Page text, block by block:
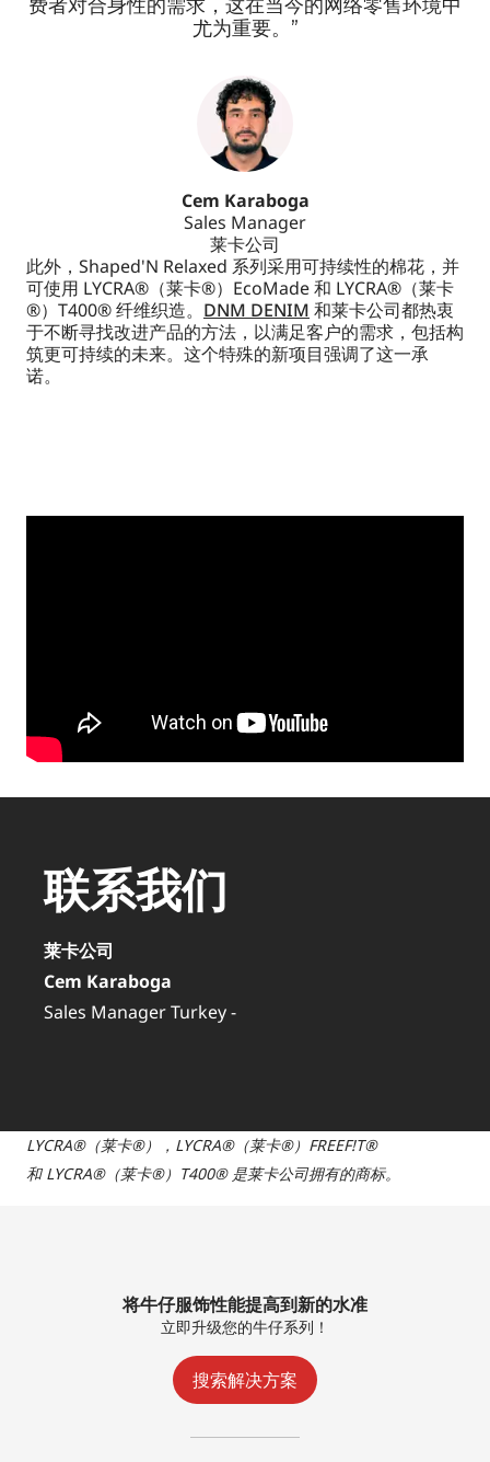
费者对合身性的需求，这在当今的网络零售环境中
尤为重要。”
Cem Karaboga
Sales Manager
莱卡公司
此外，Shaped'N Relaxed 系列采用可持续性的棉花，并
可使用 LYCRA®（莱卡®）EcoMade 和 LYCRA®（莱卡
®）T400® 纤维织造。 DNM DENIM 和莱卡公司都热衷
于不断寻找改进产品的方法，以满足客户的需求，包括构
筑更可持续的未来。这个特殊的新项目强调了这一承
诺。
联系我们
莱卡公司
Cem Karaboga
Sales Manager Turkey -
LYCRA®（莱卡®） ， LYCRA®（莱卡®） FREEF!T®
和 LYCRA®（莱卡®）T400® 是莱卡公司拥有的商标。
将牛仔服饰性能提高到新的水准
立即升级您的牛仔系列！
搜索解决方案